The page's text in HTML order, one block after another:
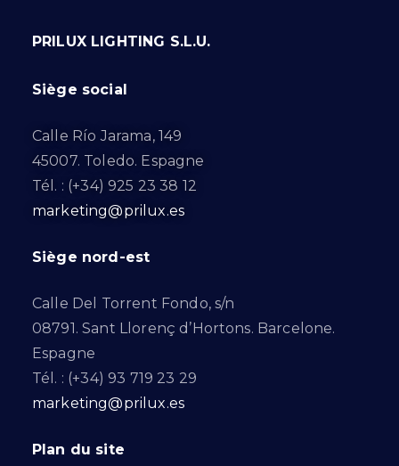
PRILUX LIGHTING S.L.U.
Siège social
Calle Río Jarama, 149
45007. Toledo. Espagne
Tél. : (+34) 925 23 38 12
marketing@prilux.es
Siège nord-est
Calle Del Torrent Fondo, s/n
08791. Sant Llorenç d’Hortons. Barcelone.
Espagne
Tél. : (+34) 93 719 23 29
marketing@prilux.es
Plan du site